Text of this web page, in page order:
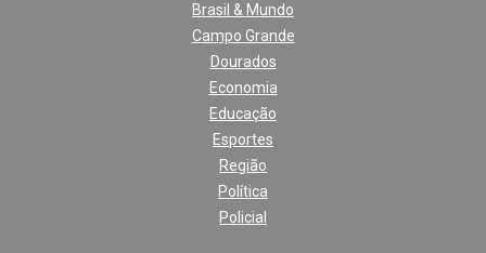
Brasil & Mundo
Campo Grande
Dourados
Economia
Educação
Esportes
Região
Política
Policial